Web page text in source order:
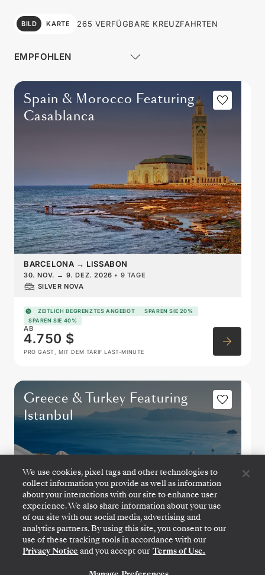
BILD KARTE 265 VERFÜGBARE KREUZFAHRTEN
Spain & Morocco Featuring
Casablanca
BARCELONA → LISSABON
30. NOV. → 9. DEZ. 2026 • 9 TAGE
SILVER NOVA
ZEITLICH BEGRENZTES ANGEBOT
SPAREN SIE 20%
SPAREN SIE 40%
AB
4.750 $
PRO GAST, MIT DEM TARIF LAST-MINUTE
Greece & Turkey Featuring
Istanbul
We use cookies, pixel tags and other technologies to
collect information you provide as well as information
about your interactions with our site to enhance user
experience. We also share information about your use
of our site with our social media, advertising and
analytics partners. By using this site, you consent to our
use of these tracking tools in accordance with our
Privacy Notice and you accept our Terms of Use.